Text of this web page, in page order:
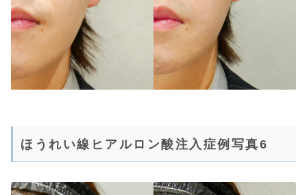
ほうれい線ヒアルロン酸注入症例写真6